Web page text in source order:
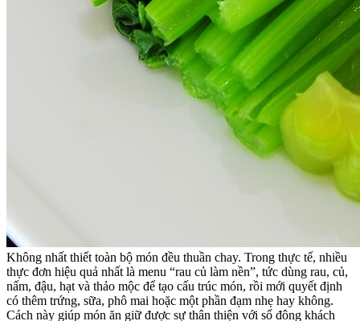
Không nhất thiết toàn bộ món đều thuần chay. Trong thực tế, nhiều
thực đơn hiệu quả nhất là menu “rau củ làm nền”, tức dùng rau, củ,
nấm, đậu, hạt và thảo mộc để tạo cấu trúc món, rồi mới quyết định
có thêm trứng, sữa, phô mai hoặc một phần đạm nhẹ hay không.
Cách này giúp món ăn giữ được sự thân thiện với số đông khách